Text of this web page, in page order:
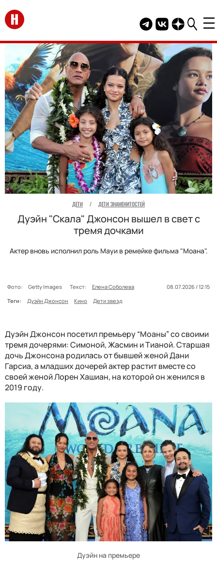
Перейти на главную
Telegram канал
Группа HELLO
Канал
ДЕТИ / ДЕТИ ЗНАМЕНИТОСТЕЙ
Дуэйн "Скала" Джонсон вышел в свет с
тремя дочками
Актер вновь исполнил роль Мауи в ремейке фильма "Моана".
Фото: Getty Images Текст: Елена Соболева
08.07.2026 / 12:15
Теги:
Дуэйн Джонсон Кино Дети звезд
Дуэйн Джонсон посетил премьеру “Моаны” со своими
тремя дочерями: Симоной, Жасмин и Тианой. Старшая
дочь Джонсона родилась от бывшей женой Дани
Гарсиа, а младших дочерей актер растит вместе со
своей женой Лорен Хашиан, на которой он женился в
2019 году.
Дуэйн на премьере